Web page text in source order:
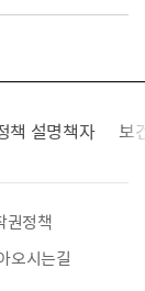
책 설명책자 보
권정책
오시는길